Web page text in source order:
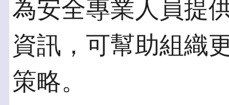
為安全專業人員提
資訊，可幫助組織
策略。